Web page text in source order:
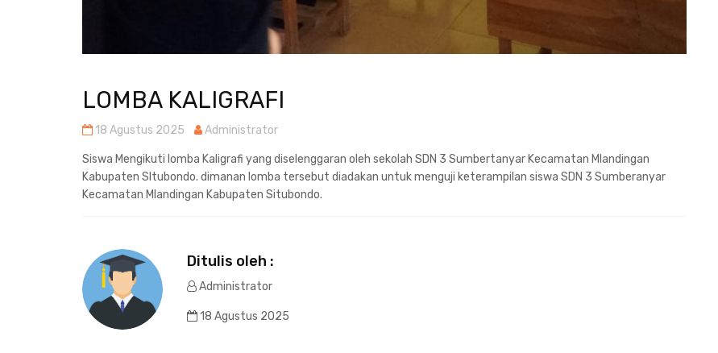
LOMBA KALIGRAFI
18 Agustus 2025 Administrator
Siswa Mengikuti lomba Kaligrafi yang diselenggaran oleh sekolah SDN 3 Sumbertanyar Kecamatan Mlandingan
Kabupaten SItubondo. dimanan lomba tersebut diadakan untuk menguji keterampilan siswa SDN 3 Sumberanyar
Kecamatan Mlandingan Kabupaten Situbondo.
Ditulis oleh :
Administrator
18 Agustus 2025